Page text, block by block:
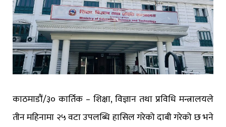
काठमाडौं/३० कार्तिक – शिक्षा, विज्ञान तथा प्रविधि मन्त्रालयले
तीन महिनामा २५ वटा उपलब्धि हासिल गरेको दाबी गरेको छ भने